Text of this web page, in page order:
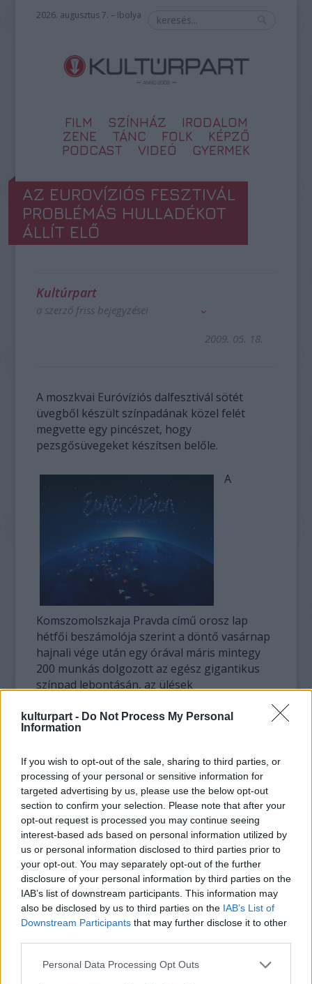
kulturpart - Do Not Process My Personal
Information
If you wish to opt-out of the sale, sharing to third parties, or
processing of your personal or sensitive information for
targeted advertising by us, please use the below opt-out
section to confirm your selection. Please note that after your
opt-out request is processed you may continue seeing
interest-based ads based on personal information utilized by
us or personal information disclosed to third parties prior to
your opt-out. You may separately opt-out of the further
disclosure of your personal information by third parties on the
IAB’s list of downstream participants. This information may
also be disclosed by us to third parties on the IAB’s List of
Downstream Participants that may further disclose it to other
Please note that this website/app uses one or more Google
Personal Data Processing Opt Outs
2026. augusztus 7. – Ibolya
FILM SZÍNHÁZ
IRODALOM
ZENE
TÁNC FOLK
KÉPZŐ
PODCAST
VIDEÓ GYERMEK
AZ EUROVÍZIÓS FESZTIVÁL
PROBLÉMÁS HULLADÉKOT
ÁLLÍT ELŐ
Kultúrpart
a szerző friss bejegyzései
2009. 05. 18.
A moszkvai Euróvíziós dalfesztivál sötét
üvegből készült színpadának közel felét
megvette egy pincészet, hogy
pezsgősüvegeket készítsen belőle.
A
Komszomolszkaja Pravda című orosz lap
hétfői beszámolója szerint a döntő vasárnap
hajnali vége után egy órával máris mintegy
200 munkás dolgozott az egész gigantikus
színpad lebontásán, az ülések
stadionban már más rendezvény zajlik.
nagy része egyszerűen az itteni MÉH-be
kerül. Mintegy 300 négyzetmétert is újra
hasznosítanak: egy pincészet vette meg,
hogy pezsgősüvegeket gyártasson belőle -
tudta meg a lap.
A szervezők azonban még mérlegelik, hogy
egy kisebb részből esetleg szuvenírokat
készítsenek és bocsássanak áruba.
Zene Rock Pop Eurovíziós Dalfesztivál Elektronikus